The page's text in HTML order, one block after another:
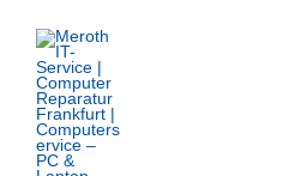
Inhalt
springen